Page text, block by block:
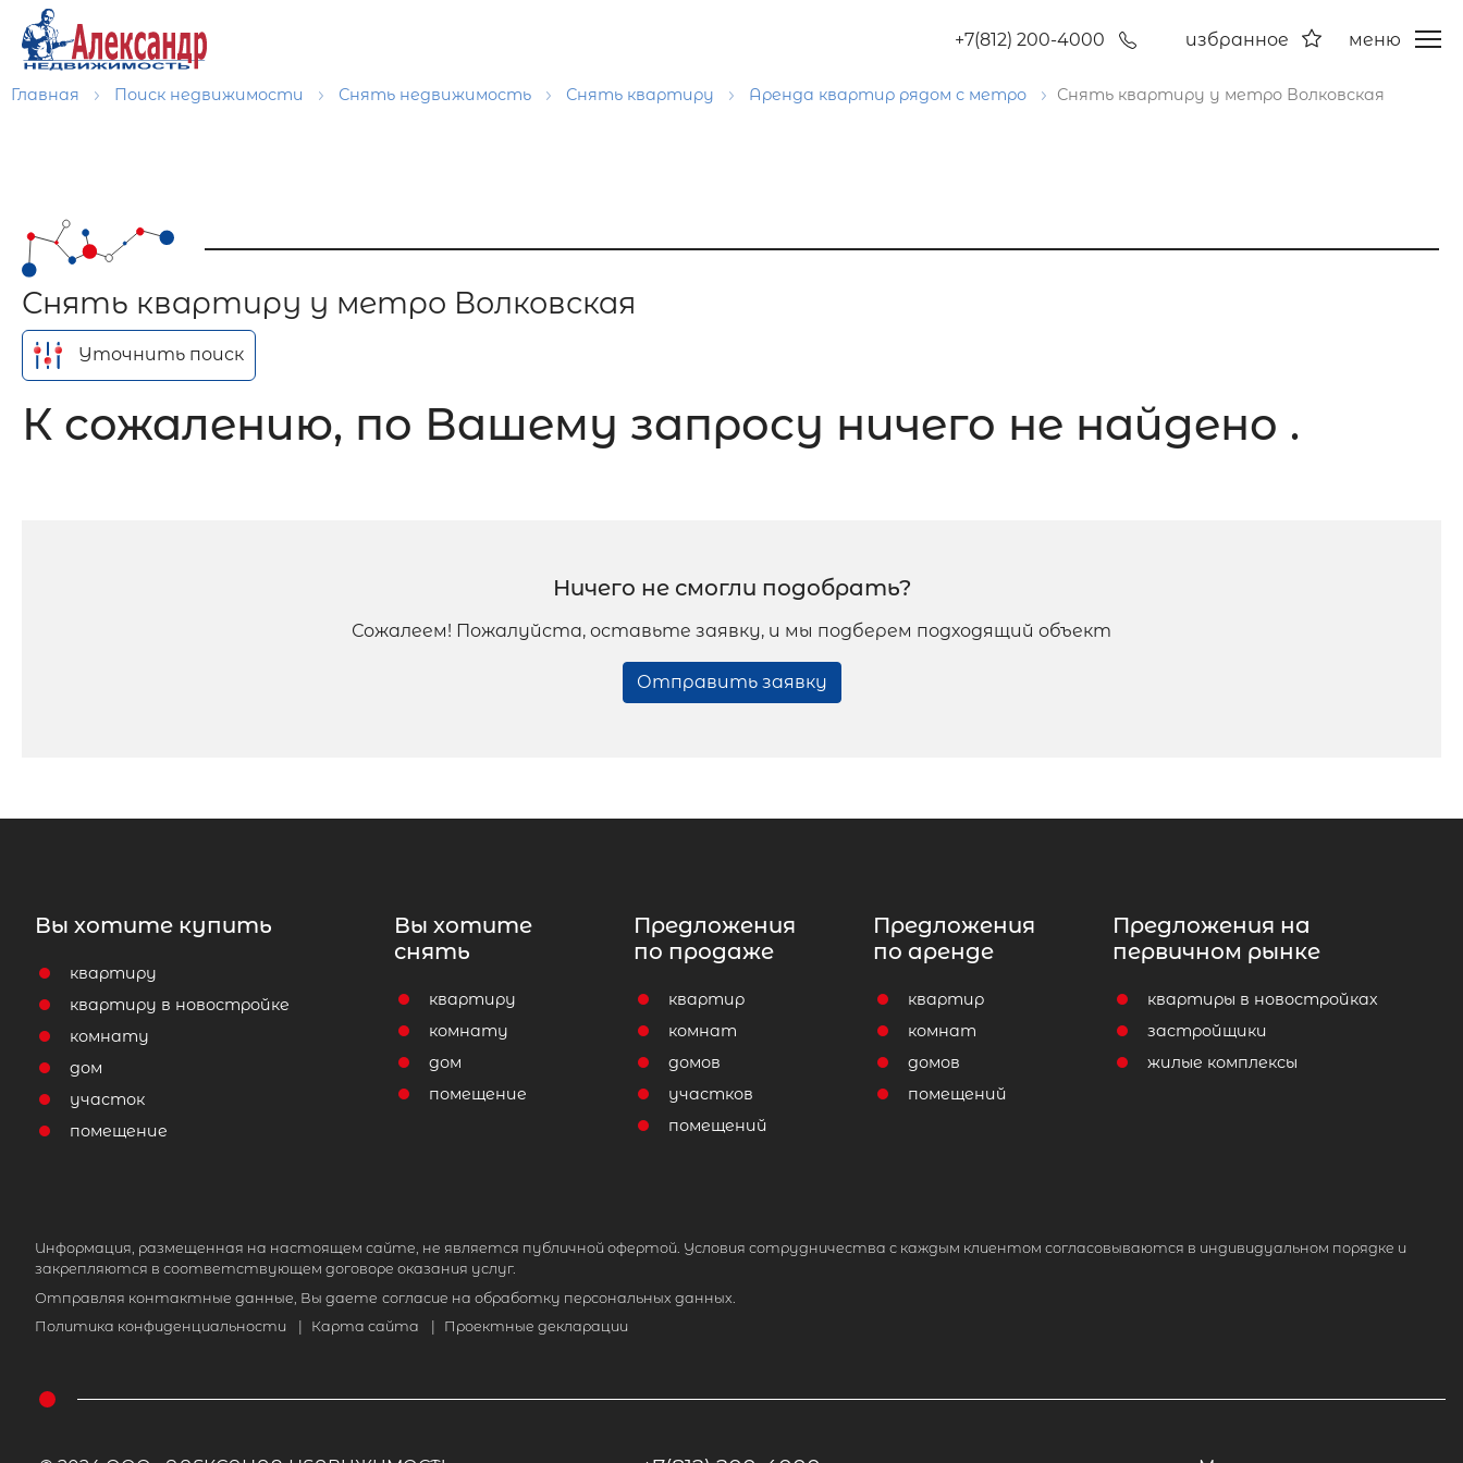
+7(812) 200-4000 избранное меню
Главная Поиск недвижимости Снять недвижимость Снять квартиру Аренда квартир рядом с метро Снять квартиру у метро Волковская
Снять квартиру у метро Волковская
Уточнить поиск
К сожалению, по Вашему запросу ничего не найдено .
Ничего не смогли подобрать?
Сожалеем! Пожалуйста, оставьте заявку, и мы подберем подходящий объект
Отправить заявку
Вы хотите купить
квартиру
квартиру в новостройке
комнату
дом
участок
помещение
Вы хотите
снять
квартиру
комнату
дом
помещение
Предложения
по продаже
квартир
комнат
домов
участков
помещений
Предложения
по аренде
квартир
комнат
домов
помещений
Предложения на
первичном рынке
квартиры в новостройках
застройщики
жилые комплексы
Информация, размещенная на настоящем сайте, не является публичной офертой. Условия сотрудничества с каждым клиентом согласовываются в индивидуальном порядке и
закрепляются в соответствующем договоре оказания услуг.
Отправляя контактные данные, Вы даете согласие на обработку персональных данных.
Политика конфиденциальности
Карта сайта Проектные декларации